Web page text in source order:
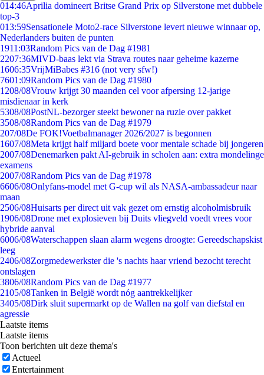
014:46Aprilia domineert Britse Grand Prix op Silverstone met dubbele
top-3
013:59Sensationele Moto2-race Silverstone levert nieuwe winnaar op,
Nederlanders buiten de punten
1911:03Random Pics van de Dag #1981
2207:36MIVD-baas lekt via Strava routes naar geheime kazerne
1606:35VrijMiBabes #316 (not very sfw!)
7601:09Random Pics van de Dag #1980
1208/08Vrouw krijgt 30 maanden cel voor afpersing 12-jarige
misdienaar in kerk
5308/08PostNL-bezorger steekt bewoner na ruzie over pakket
3508/08Random Pics van de Dag #1979
207/08De FOK!Voetbalmanager 2026/2027 is begonnen
1607/08Meta krijgt half miljard boete voor mentale schade bij jongeren
2007/08Denemarken pakt AI-gebruik in scholen aan: extra mondelinge
examens
2007/08Random Pics van de Dag #1978
6606/08Onlyfans-model met G-cup wil als NASA-ambassadeur naar
maan
2506/08Huisarts per direct uit vak gezet om ernstig alcoholmisbruik
1906/08Drone met explosieven bij Duits vliegveld voedt vrees voor
hybride aanval
6006/08Waterschappen slaan alarm wegens droogte: Gereedschapskist
leeg
2406/08Zorgmedewerkster die 's nachts haar vriend bezocht terecht
ontslagen
3806/08Random Pics van de Dag #1977
2105/08Tanken in België wordt nóg aantrekkelijker
3405/08Dirk sluit supermarkt op de Wallen na golf van diefstal en
agressie
Laatste items
Laatste items
Toon berichten uit deze thema's
Actueel
Entertainment